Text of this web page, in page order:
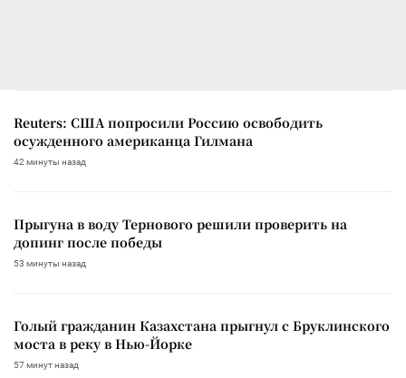
Reuters: США попросили Россию освободить
осужденного американца Гилмана
42 минуты назад
Прыгуна в воду Тернового решили проверить на
допинг после победы
53 минуты назад
Голый гражданин Казахстана прыгнул с Бруклинского
моста в реку в Нью-Йорке
57 минут назад